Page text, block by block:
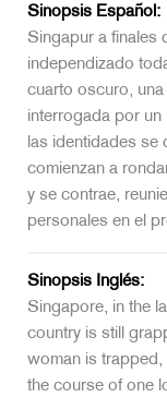
Sinopsis Español:
Singapur a finales
independizado
cuarto oscuro,
interrogada por un
las identidades se
comienzan a
y se contrae,
personales en el
Sinopsis Inglés:
Singapore, in the
country is still
woman is trapped,
the course of one